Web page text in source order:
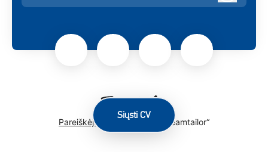
Siųsti CV
Pareiškėjų sekimo sistema „Teamtailor“